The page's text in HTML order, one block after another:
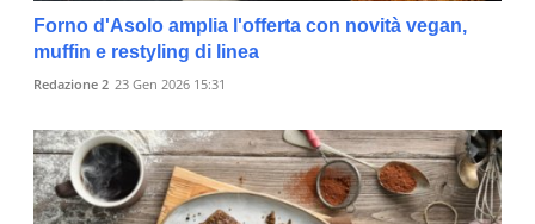
Forno d'Asolo amplia l'offerta con novità vegan,
muffin e restyling di linea
Redazione 2 23 Gen 2026 15:31